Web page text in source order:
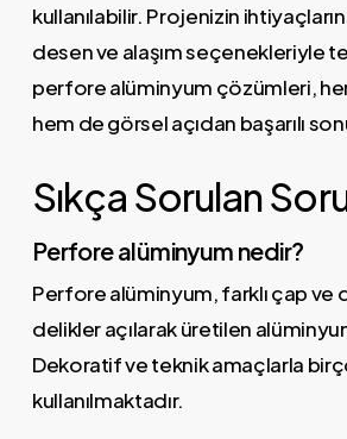
kullanılabilir. Projenizin
desen ve alaşım seçenekleriyle
perfore alüminyum çözümleri,
hem de görsel açıdan başarılı
Sıkça Sorulan
Perfore alüminyum nedir?
Perfore alüminyum, farklı çap ve
delikler açılarak üretilen
Dekoratif ve teknik amaçlarla
kullanılmaktadır.